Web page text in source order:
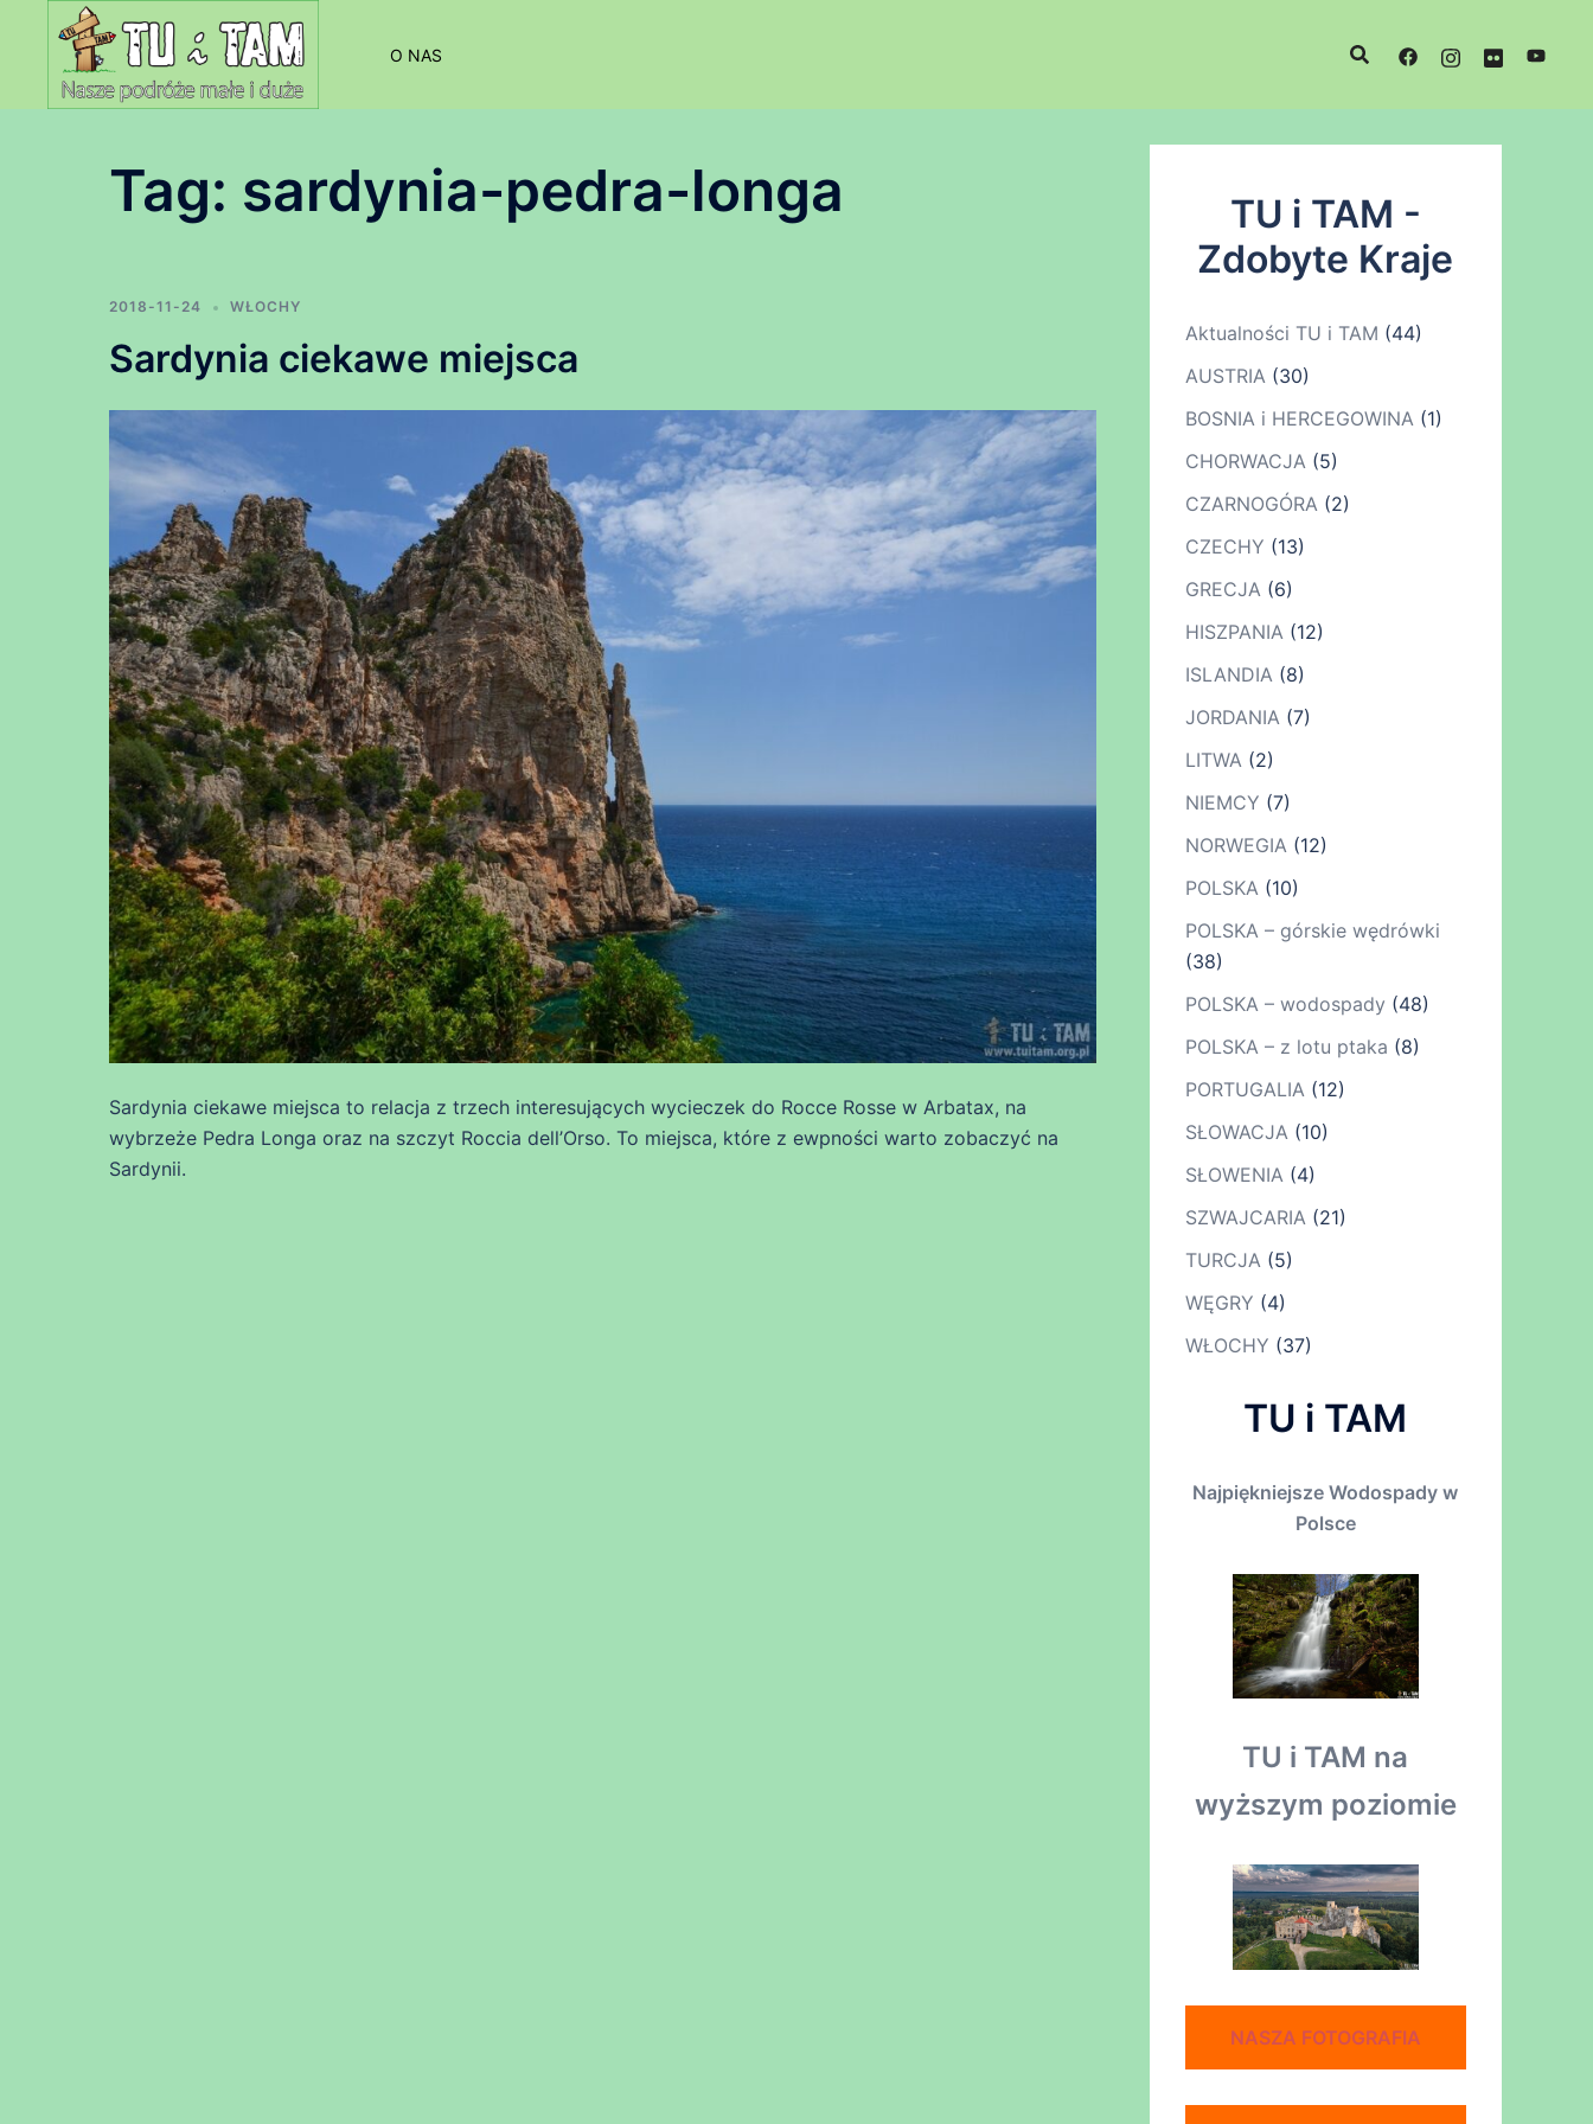
O NAS
Tag: sardynia-pedra-longa
2018-11-24 WŁOCHY
Sardynia ciekawe miejsca
Sardynia ciekawe miejsca to relacja z trzech interesujących wycieczek do Rocce Rosse w Arbatax, na
wybrzeże Pedra Longa oraz na szczyt Roccia dell’Orso. To miejsca, które z ewpności warto zobaczyć na
Sardynii.
TU i TAM -
Zdobyte Kraje
Aktualności TU i TAM (44)
AUSTRIA(30)
BOSNIA i HERCEGOWINA(1)
CHORWACJA(5)
CZARNOGÓRA(2)
CZECHY (13)
GRECJA(6)
HISZPANIA(12)
ISLANDIA(8)
JORDANIA(7)
LITWA(2)
NIEMCY (7)
NORWEGIA(12)
POLSKA(10)
POLSKA – górskie wędrówki
(38)
POLSKA – wodospady (48)
POLSKA – z lotu ptaka (8)
PORTUGALIA(12)
SŁOWACJA(10)
SŁOWENIA(4)
SZWAJCARIA(21)
TURCJA(5)
WĘGRY (4)
WŁOCHY (37)
TU i TAM
Najpiękniejsze Wodospady w
Polsce
TU i TAM na
wyższym poziomie
NASZA FOTOGRAFIA